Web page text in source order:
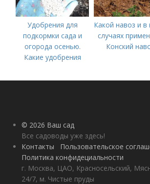
Удобрения для
подкормки сада и
огорода осенью.
Какие удобрения
правильно это
Какой навоз и в
случаях
Конский
© 2026 Ваш сад
Все садоводы уже здесь!
Контакты
Пользовательское
Политика конфидециальности
г. Москва, ЦАО, Красносельский,
24/7, м. Чистые пруды